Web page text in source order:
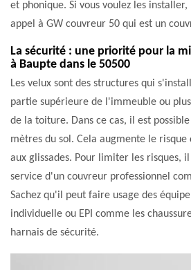
et phonique. Si vous voulez les
appel à GW couvreur 50 qui est un
La sécurité : une priorité pour la
à Baupte dans le 50500
Les velux sont des structures qui
partie supérieure de l'immeuble ou
de la toiture. Dans ce cas, il est
mètres du sol. Cela augmente le risque
aux glissades. Pour limiter les risques,
service d'un couvreur professionnel
Sachez qu'il peut faire usage des
individuelle ou EPI comme les
harnais de sécurité.